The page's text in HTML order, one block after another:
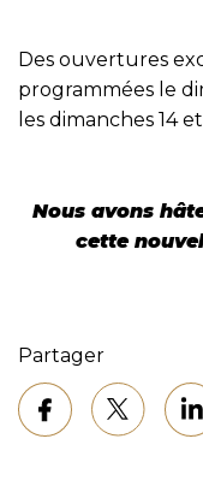
Des ouvertures
programmées le
les dimanches 14
Nous avons
cette
Partager